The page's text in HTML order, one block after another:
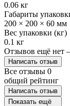
0.06 кг
Габариты
200 × 200 × 60 мм
Вес упаковки (кг)
0.1 кг
Отзывов ещё нет
Написать отзыв
Все отзывы 0
общий рейтинг
Написать отзыв
Показать ещё